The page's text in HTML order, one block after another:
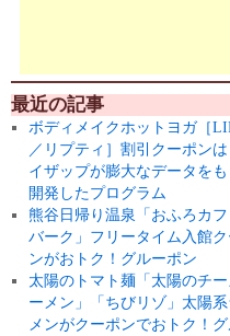
最近の記事
ボディメイクホットヨガ［
／リプティ］割引クーポンは
イザップが膨大なデータをも
開発したプログラム
熊谷日帰り温泉「おふろカ
バーク」フリータイム入館
ンがおトク！グルーポン
太陽のトマト麺「太陽のチー
ーメン」「ちびリゾ」太陽
メンがクーポンでおトク！